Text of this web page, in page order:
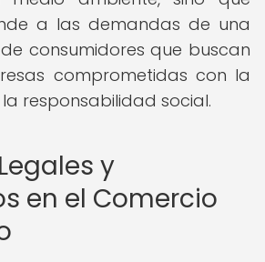
a las demandas de una
consumidores que buscan
comprometidas con la
responsabilidad social.
y
en el Comercio